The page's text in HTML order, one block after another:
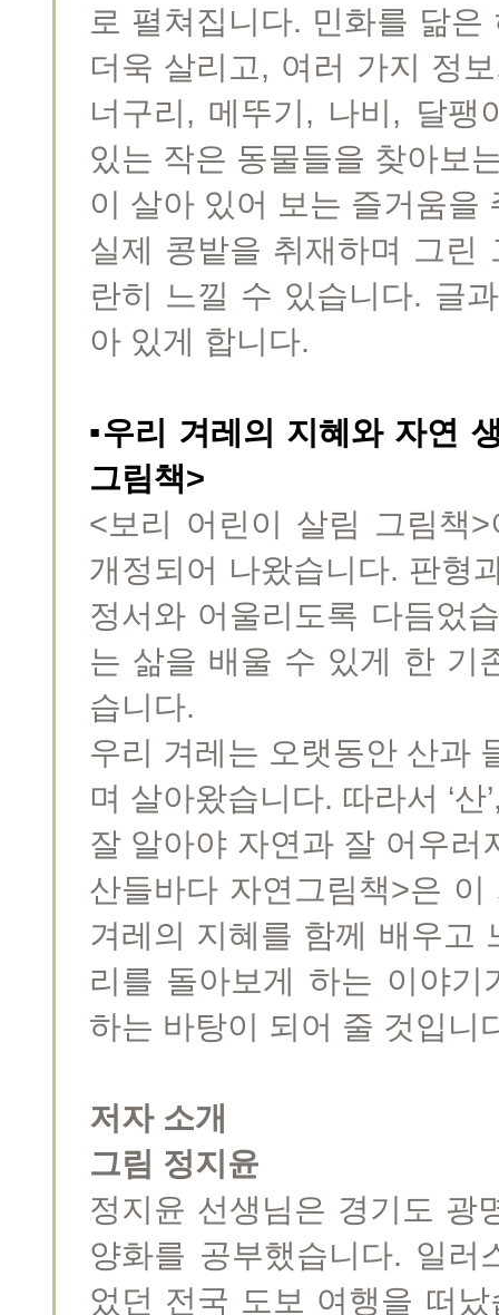
로 펼쳐집니다. 민화를 닮
더욱 살리고, 여러 가지 정
너구리, 메뚜기, 나비, 달팽
있는 작은 동물들을 찾아보
이 살아 있어 보는 즐거움을
실제 콩밭을 취재하며 그린
란히 느낄 수 있습니다. 글
아 있게 합니다.
▪우리 겨레의 지혜와 자연
그림책>
<보리 어린이 살림 그림책
개정되어 나왔습니다. 판형
정서와 어울리도록 다듬었
는 삶을 배울 수 있게 한 기
습니다.
우리 겨레는 오랫동안 산과
며 살아왔습니다. 따라서 ‘산
잘 알아야 자연과 잘 어우
산들바다 자연그림책>은
겨레의 지혜를 함께 배우고
리를 돌아보게 하는 이야
하는 바탕이 되어 줄 것입니
저자 소개
그림 정지윤
정지윤 선생님은 경기도 광
양화를 공부했습니다. 일
었던 전국 도보 여행을 떠